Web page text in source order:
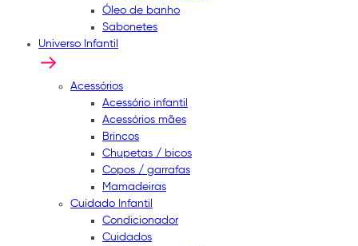
Óleo de banho
Sabonetes
Universo Infantil
Acessórios
Acessório infantil
Acessórios mães
Brincos
Chupetas / bicos
Copos / garrafas
Mamadeiras
Cuidado Infantil
Condicionador
Cuidados